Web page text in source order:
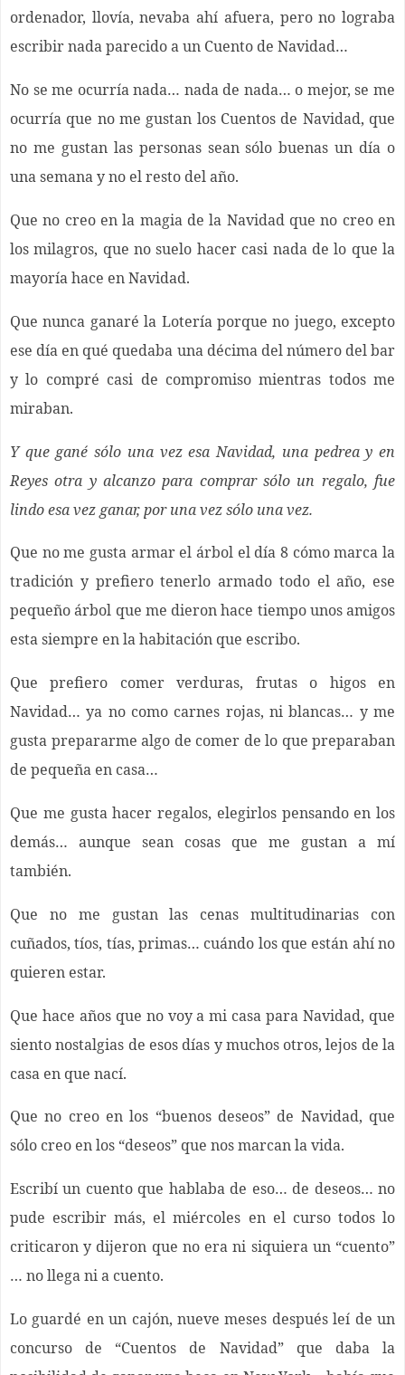
ordenador, llovía, nevaba ahí afuera, pero no lograba
escribir nada parecido a un Cuento de Navidad…
No se me ocurría nada… nada de nada… o mejor, se me
ocurría que no me gustan los Cuentos de Navidad, que
no me gustan las personas sean sólo buenas un día o
una semana y no el resto del año.
Que no creo en la magia de la Navidad que no creo en
los milagros, que no suelo hacer casi nada de lo que la
mayoría hace en Navidad.
Que nunca ganaré la Lotería porque no juego, excepto
ese día en qué quedaba una décima del número del bar
y lo compré casi de compromiso mientras todos me
miraban.
Y que gané sólo una vez esa Navidad, una pedrea y en
Reyes otra y alcanzo para comprar sólo un regalo, fue
lindo esa vez ganar, por una vez sólo una vez.
Que no me gusta armar el árbol el día 8 cómo marca la
tradición y prefiero tenerlo armado todo el año, ese
pequeño árbol que me dieron hace tiempo unos amigos
esta siempre en la habitación que escribo.
Que prefiero comer verduras, frutas o higos en
Navidad… ya no como carnes rojas, ni blancas… y me
gusta prepararme algo de comer de lo que preparaban
de pequeña en casa…
Que me gusta hacer regalos, elegirlos pensando en los
demás… aunque sean cosas que me gustan a mí
también.
Que no me gustan las cenas multitudinarias con
cuñados, tíos, tías, primas… cuándo los que están ahí no
quieren estar.
Que hace años que no voy a mi casa para Navidad, que
siento nostalgias de esos días y muchos otros, lejos de la
casa en que nací.
Que no creo en los “buenos deseos” de Navidad, que
sólo creo en los “deseos” que nos marcan la vida.
Escribí un cuento que hablaba de eso… de deseos… no
pude escribir más, el miércoles en el curso todos lo
criticaron y dijeron que no era ni siquiera un “cuento”
… no llega ni a cuento.
Lo guardé en un cajón, nueve meses después leí de un
concurso de “Cuentos de Navidad” que daba la